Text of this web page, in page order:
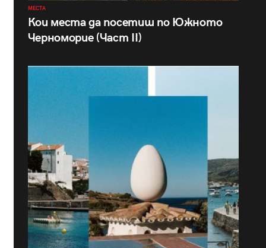
МЕСТА
Кои места да посетиш по Южното
Черноморие (Част II)